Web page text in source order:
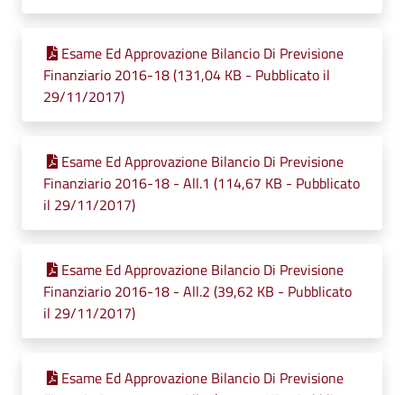
Esame Ed Approvazione Bilancio Di Previsione
Finanziario 2016-18 (131,04 KB - Pubblicato il
29/11/2017)
Esame Ed Approvazione Bilancio Di Previsione
Finanziario 2016-18 - All.1 (114,67 KB - Pubblicato
il 29/11/2017)
Esame Ed Approvazione Bilancio Di Previsione
Finanziario 2016-18 - All.2 (39,62 KB - Pubblicato
il 29/11/2017)
Esame Ed Approvazione Bilancio Di Previsione